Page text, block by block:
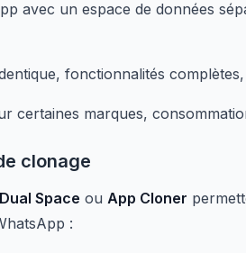
avec un espace de données
fonctionnalités
certaines marques,
clonage
Dual Space ou App Cloner
: